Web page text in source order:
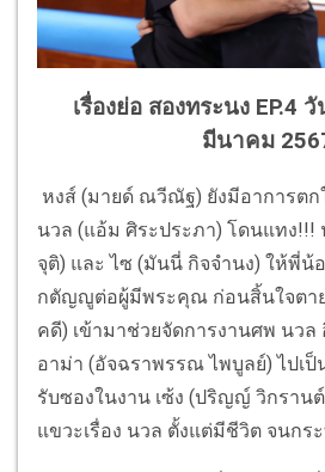
เรื่องย่อ สองทระนง EP.4
มีนาคม
หงส์ (มายด์ ณวีณัฐ) ยังมีอาการตก
นวล (แอ้ม ศิระประภา) โดนแทง!!!
จุติ) และ ไซ (มันนี่ กิจจำนง) ให้พี่น้
กตัญญูต่อผู้มีพระคุณ ก่อนสิ้นใจตาย
คดี) เข้ามาช่วยจัดการงานศพ นว
อาม่า (อัจฉราพรรณ ไพบูลย์) ไปเป็
รับซองในงาน เซ้ง (ปริญญ์ วิกราน
แขวะเรื่อง นวล ตั้งแต่มีชีวิต จนกร